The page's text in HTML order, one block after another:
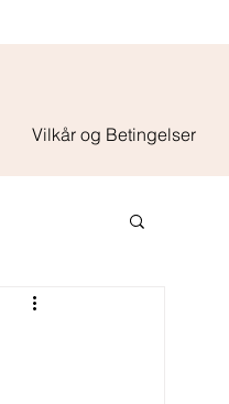
Vilkår og Betingelser